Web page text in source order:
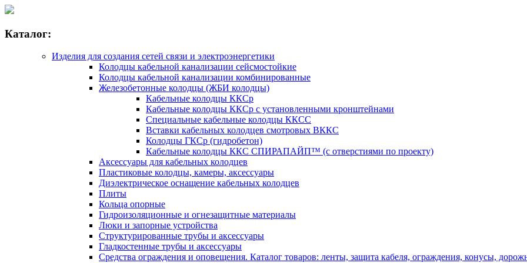
Каталог:
Изделия для создания сетей связи и электроэнергетики
Колодцы кабельной канализации сейсмостойкие
Колодцы кабельной канализации комбинированные
Железобетонные колодцы (ЖБИ колодцы)
Кабельные колодцы ККСр
Кабельные колодцы ККСр с установленными кронштейнами
Специальные кабельные колодцы ККСС
Вставки кабельных колодцев смотровых ВККС
Колодцы ГКСр (гидробетон)
Кабельные колодцы ККС СПИРАПАЙП™ (с отверстиями по проекту)
Аксессуары для кабельных колодцев
Пластиковые колодцы, камеры, аксессуары
Диэлектрическое оснащение кабельных колодцев
Плиты
Кольца опорные
Гидроизоляционные и огнезащитные материалы
Люки и запорные устройства
Структурированные трубы и аксессуары
Гладкостенные трубы и аксессуары
Средства ограждения и оповещения. Каталог товаров: ленты, защита кабеля, ограждения, конусы,